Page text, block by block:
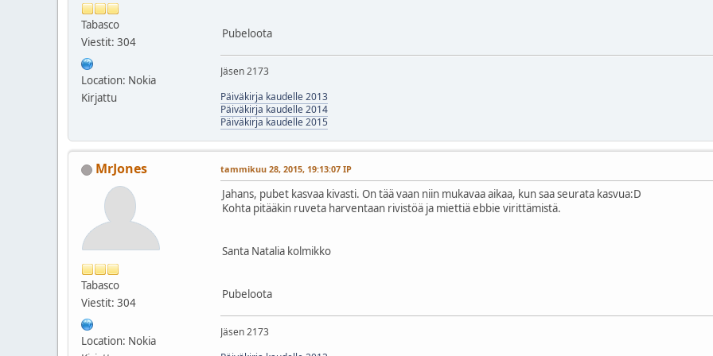
Tabasco
Viestit: 304
Location: Nokia
Kirjattu
Pubeloota
Jäsen 2173
Päiväkirja kaudelle 2013
Päiväkirja kaudelle 2014
Päiväkirja kaudelle 2015
MrJones
Tabasco
Viestit: 304
Location: Nokia
tammikuu 28, 2015, 19:13:07 IP
Jahans, pubet kasvaa kivasti. On tää vaan niin mukavaa aikaa, kun saa seurata kasvua:D
Kohta pitääkin ruveta harventaan rivistöä ja miettiä ebbie virittämistä.
Santa Natalia kolmikko
Pubeloota
Jäsen 2173